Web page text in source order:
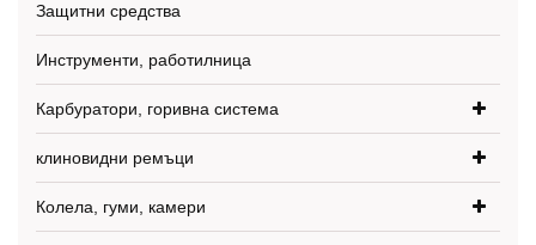
Защитни средства
Инструменти, работилница
Карбуратори, горивна система
клиновидни ремъци
Колела, гуми, камери